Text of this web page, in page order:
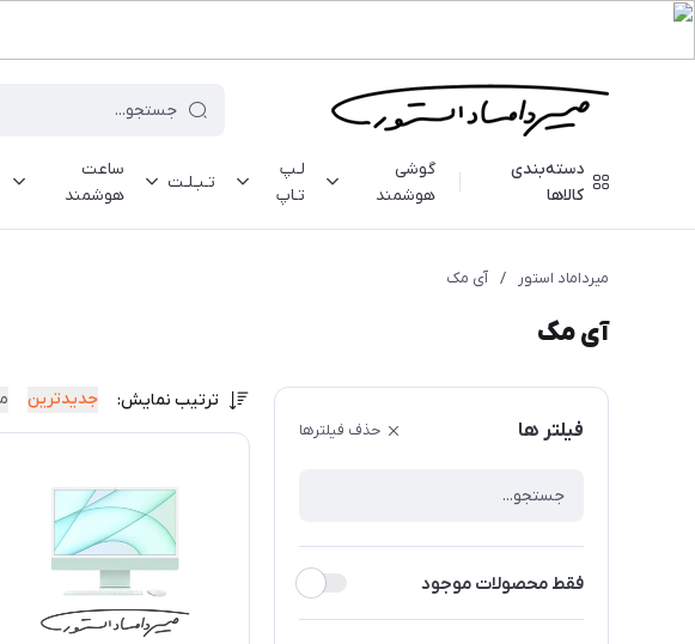
دسته‌بندی
کالاها
گوشی
هوشمند
لـپ
تـاپ
تـبـلـت
ساعت
هوشمند
میرداماد استور / آی مک
آی مک
فیلتر ها حذف فیلترها
فقط محصولات موجود
ترتیب نمایش: جدیدترین